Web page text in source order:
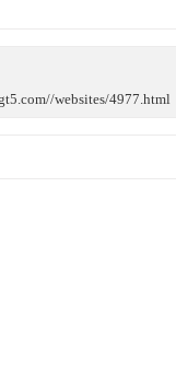
websites/4977.html